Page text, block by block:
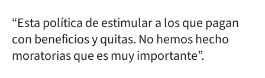
“Esta política de estimular a los que pagan
con beneficios y quitas. No hemos hecho
moratorias que es muy importante”.